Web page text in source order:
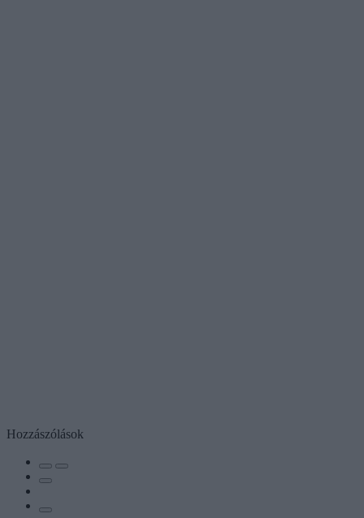
Hozzászólások